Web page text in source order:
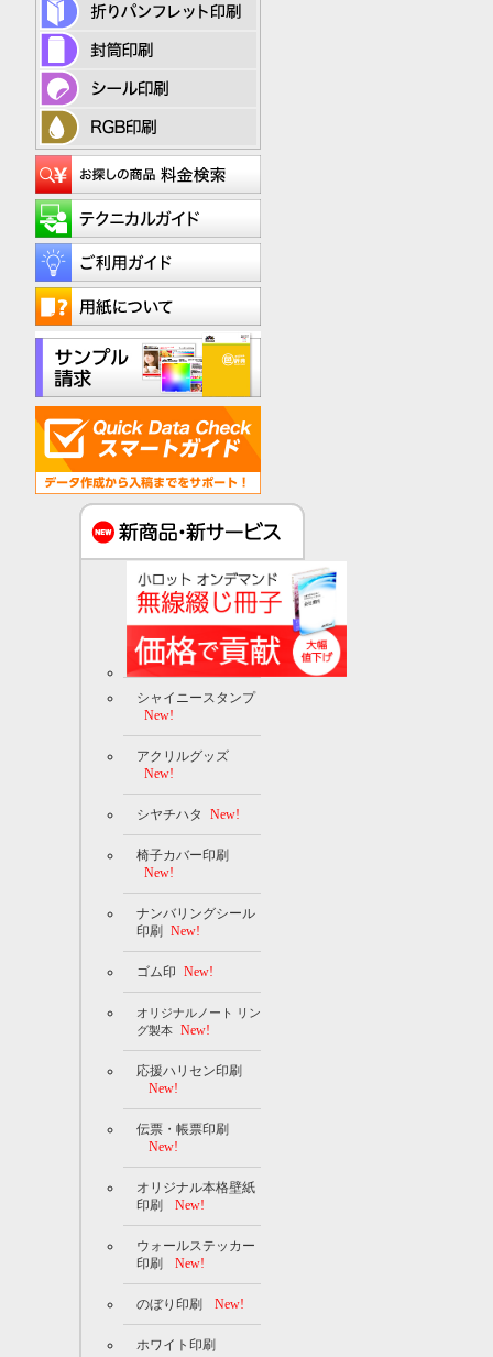
シャイニースタンプ
New!
アクリルグッズ
New!
シヤチハタ New!
椅子カバー印刷
New!
ナンバリングシール
印刷
New!
ゴム印 New!
オリジナルノート リン
グ製本 New!
応援ハリセン印刷
New!
伝票・帳票印刷
New!
オリジナル本格壁紙
印刷
New!
ウォールステッカー
印刷
New!
のぼり印刷 New!
ホワイト印刷